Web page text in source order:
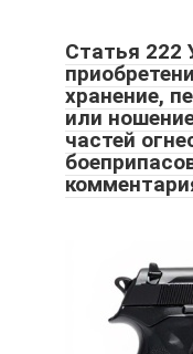
Статья 222
хранение,
или
частей